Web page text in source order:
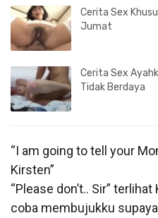
Cerita Sex
Jumat
Cerita Sex
Tidak Berdaya
“I am going to tell your
Kirsten”
“Please don’t.. Sir”
coba membujukku